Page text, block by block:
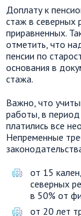
Доплату к
стаж в северных
приравненных.
отметить, что
пенсии по
основания в
стажа.
Важно, что
работы, в
платились все
Непременные
от 15
северных
в 50% от
от 20 лет